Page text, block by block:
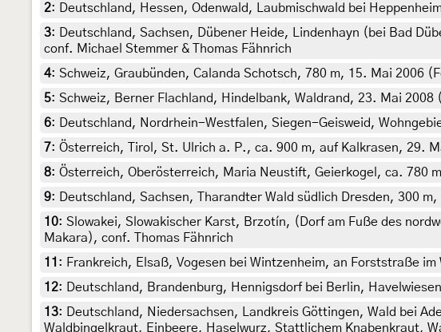
2: Deutschland, Hessen, Odenwald, Laubmischwald bei
3:
Deutschland, Sachsen, Dübener Heide, Lindenhayn (bei Bad
conf. Michael Stemmer & Thomas Fähnrich
4: Schweiz, Graubünden, Calanda Schotsch, 780 m, 15. Mai 2006
5: Schweiz, Berner Flachland, Hindelbank, Waldrand, 23. Mai
6: Deutschland, Nordrhein-Westfalen, Siegen-Geisweid,
7: Österreich, Tirol, St. Ulrich a. P., ca. 900 m, auf Kalkrasen, 29.
8: Österreich, Oberösterreich, Maria Neustift, Geierkogel, ca. 780
9: Deutschland, Sachsen, Tharandter Wald südlich Dresden, 300
10: Slowakei, Slowakischer Karst, Brzotín, (Dorf am Fuße des
Makara), conf. Thomas Fähnrich
11 : Frankreich, Elsaß, Vogesen bei Wintzenheim, an Forststraße
12: Deutschland, Brandenburg, Hennigsdorf bei Berlin,
13:
Deutschland, Niedersachsen, Landkreis Göttingen, Wald bei
Waldbingelkraut, Einbeere, Haselwurz, Stattlichem Knabenkraut,